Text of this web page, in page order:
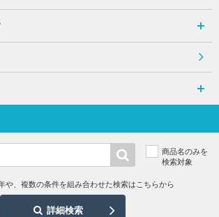
商品名のみを
検索対象
や、複数の条件を組み合わせた検索はこちらから
詳細検索